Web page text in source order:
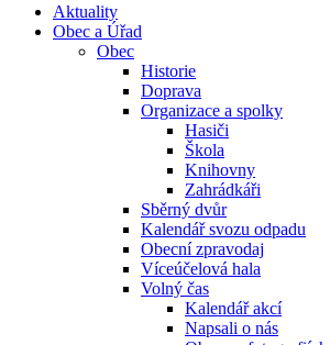
Aktuality
Obec a Úřad
Obec
Historie
Doprava
Organizace a spolky
Hasiči
Škola
Knihovny
Zahrádkáři
Sběrný dvůr
Kalendář svozu odpadu
Obecní zpravodaj
Víceúčelová hala
Volný čas
Kalendář akcí
Napsali o nás